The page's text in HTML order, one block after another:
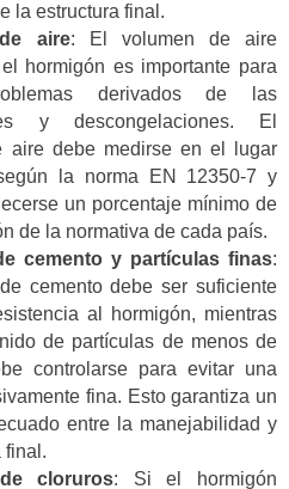
la estructura final.
aire: El volumen de aire
hormigón es importante para
derivados de las
y descongelaciones. El
aire debe medirse en el lugar
la norma EN 12350-7 y
un porcentaje mínimo de
de la normativa de cada país.
cemento y partículas finas:
cemento debe ser suficiente
al hormigón, mientras
de partículas de menos de
controlarse para evitar una
fina. Esto garantiza un
entre la manejabilidad y
final.
cloruros: Si el hormigón